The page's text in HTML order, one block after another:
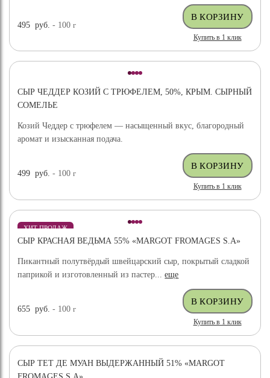
495 руб. - 100г
Купить в 1 клик
СЫР ЧЕДДЕР КОЗИЙ С ТРЮФЕЛЕМ, 50%, КРЫМ. СЫРНЫЙ
СОМЕЛЬЕ
Козий Чеддер с трюфелем — насыщенный вкус, благородный
аромат и изысканная подача.
499 руб. - 100г
Купить в 1 клик
ХИТ ПРОДАЖ
СЫР КРАСНАЯ ВЕДЬМА 55% «MARGOT FROMAGES S.A»
Пикантный полутвёрдый швейцарский сыр, покрытый сладкой
паприкой и изготовленный из пастер...еще
655 руб. - 100г
Купить в 1 клик
СЫР ТЕТ ДЕ МУАН ВЫДЕРЖАННЫЙ 51% «MARGOT